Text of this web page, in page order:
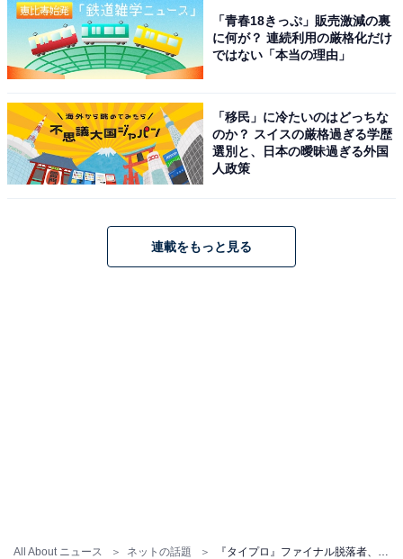
All About ニュース ネットの話題
「青春18きっぷ」販売激減の裏
に何が？ 連続利用の厳格化だけ
ではない「本当の理由」
「移民」に冷たいのはどっちな
のか？ スイスの厳格過ぎる学歴
選別と、日本の曖昧過ぎる外国
人政策
連載をもっと見る